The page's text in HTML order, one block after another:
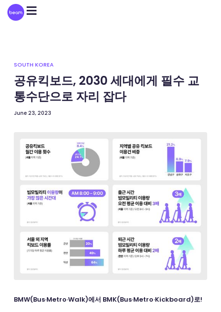
Please
note:
This
SOUTH KOREA
공유킥보드, 2030 세대에게 필수 교
통수단으로 자리 잡다
June 23, 2023
BMW(Bus·Metro·Walk)에서 BMK(Bus·Metro·Kickboard)로!